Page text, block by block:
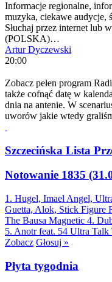
Informacje regionalne,
muzyka, ciekawe audycje,
Słuchaj przez internet lub
(POLSKA)…
Artur Dyczewski
20:00
Zobacz pełen program
także cofnąć datę w
dnia na antenie. W
uworów jakie wtedy
Szczecińska Lista
Notowanie 1835
1. Hugel, Imael Angel,
Guetta, Alok, Stick Figure
The Bausa Magnetic 4.
5. Anotr feat. 54 Ultra Talk
Zobacz Głosuj »
Płyta tygodnia